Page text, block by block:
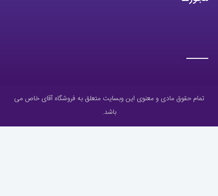
تمام حقوق مادی و معنوی این وبسایت متعلق به فروشگاه آقای خاص می
باشد.